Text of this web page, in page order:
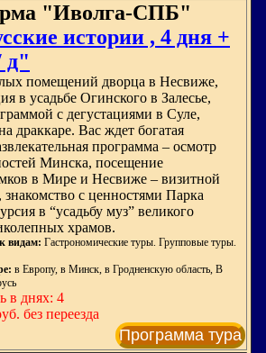
"Иволга-СПБ"
истории , 4 дня +
д"
помещений дворца в Несвиже,
в усадьбе Огинского в Залесье,
с дегустациями в Суле,
драккаре. Вас ждет богатая
программа – осмотр
Минска, посещение
в Мире и Несвиже – визитной
знакомство с ценностями Парка
в “усадьбу муз” великого
храмов.
видам: Гастрономические туры. Групповые туры.
в Европу, в Минск, в Гродненскую область, В
в днях: 4
без переезда
Программа тура